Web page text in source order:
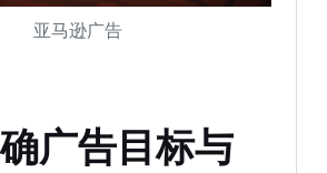
亚马逊广告
广告目标与